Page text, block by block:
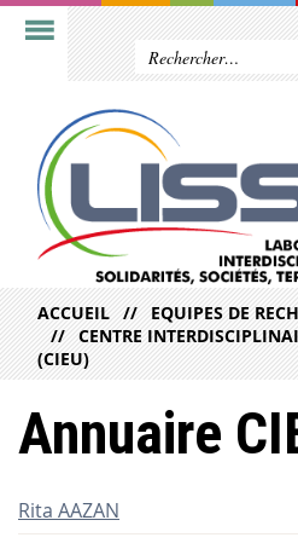
ACCUEIL
EQUIPES DE
CENTRE
(CIEU)
Annuaire
Rita AAZAN